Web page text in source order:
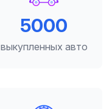
5000
выкупленных авто